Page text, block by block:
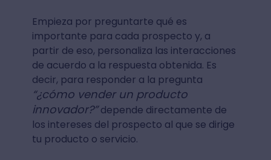
Empieza por preguntarte qué es
importante para cada prospecto y, a
partir de eso, personaliza las interacciones
de acuerdo a la respuesta obtenida. Es
decir, para responder a la pregunta
“¿cómo vender un producto
innovador?”depende directamente de
los intereses del prospecto al que se dirige
tu producto o servicio.